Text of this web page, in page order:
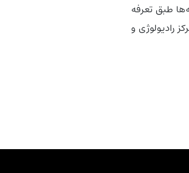
طبق تعرفه
رادیولوژی و